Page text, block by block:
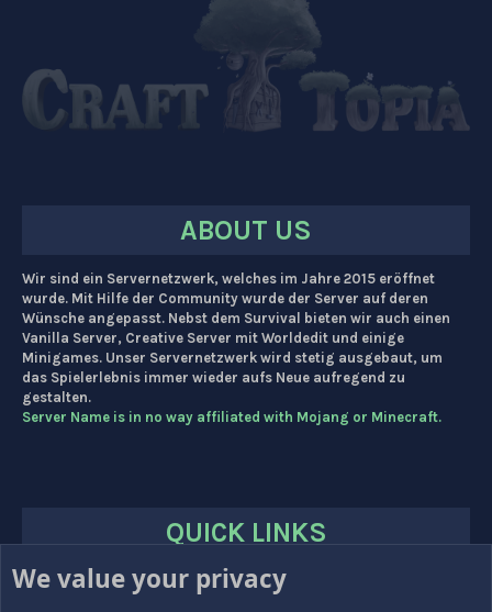
ABOUT US
Wir sind ein Servernetzwerk, welches im Jahre 2015 eröffnet
wurde. Mit Hilfe der Community wurde der Server auf deren
Wünsche angepasst. Nebst dem Survival bieten wir auch einen
Vanilla Server, Creative Server mit Worldedit und einige
Minigames. Unser Servernetzwerk wird stetig ausgebaut, um
das Spielerlebnis immer wieder aufs Neue aufregend zu
gestalten.
Server Name is in no way affiliated with Mojang or Minecraft.
QUICK LINKS
HOME
We value your privacy